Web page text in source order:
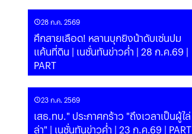
28 ก.ค. 2569
ศึกสายเลือด! หลานบุกยิงน้าดับเซ่นปม
แค้นที่ดิน | เนชั่นทันข่าวค่ำ | 28 ก.ค.69 |
PART
23 ก.ค. 2569
เสธ.ทบ." ประกาศกร้าว "ถึงเวลาเป็นผู้ไล่
ล่า" | เนชั่นทันข่าวค่ำ | 23 ก.ค.69 | PART